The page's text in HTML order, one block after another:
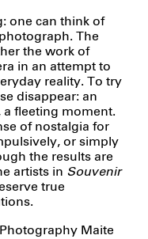
one can think of
The
the work of
in an attempt to
reality. To try
disappear: an
a fleeting moment.
of nostalgia for
or simply
the results are
artists in Souvenir
true
Maite